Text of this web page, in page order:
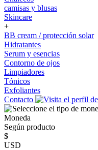
camisas y blusas
Skincare
+
BB cream / protección solar
Hidratantes
Serum y esencias
Contorno de ojos
Limpiadores
Tónicos
Exfoliantes
Contacto
Moneda
Según producto
$
USD